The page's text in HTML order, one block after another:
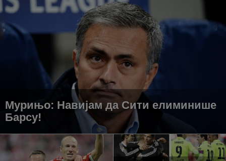
Мурињо: Навијам да Сити елиминише
Барсу!